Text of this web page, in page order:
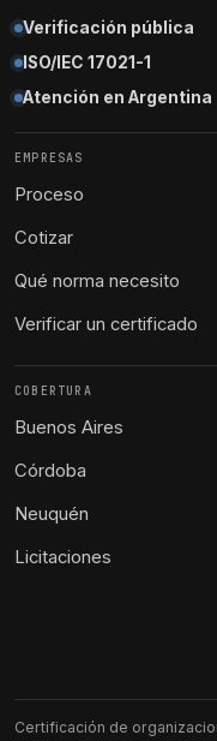
Verificación pública
ISO/IEC 17021-1
Atención en Argentina
EMPRESAS
Proceso
Cotizar
Qué norma necesito
Verificar un certificado
COBERTURA
Buenos Aires
Córdoba
Neuquén
Licitaciones
Certificación de